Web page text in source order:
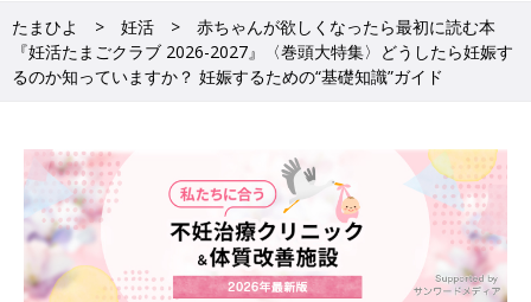
たまひよ 妊活
赤ちゃんが欲しくなったら最初に読む本
『妊活たまごクラブ 2026-2027』〈巻頭大特集〉どうしたら妊娠す
るのか知っていますか？ 妊娠するための“基礎知識”ガイド